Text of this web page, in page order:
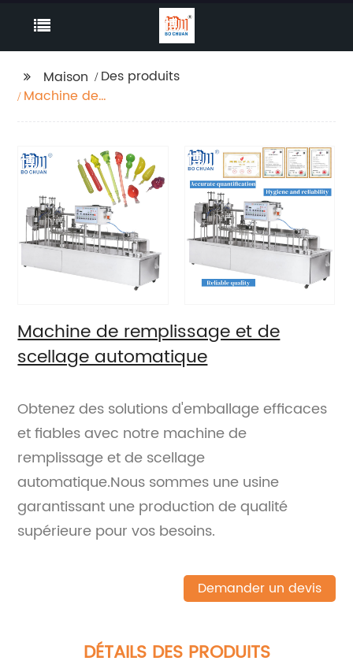
Maison
Des produits
Machine de
Machine de remplissage et de
scellage automatique
Obtenez des solutions d'emballage efficaces
et fiables avec notre machine de
remplissage et de scellage
automatique.Nous sommes une usine
garantissant une production de qualité
supérieure pour vos besoins.
Demander un devis
DÉTAILS DES PRODUITS